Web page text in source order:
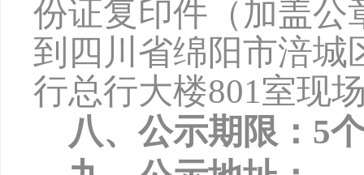
份证复印件（加盖公
到四川省绵阳市涪城
行总行大楼801室现
八、公示期限： 5